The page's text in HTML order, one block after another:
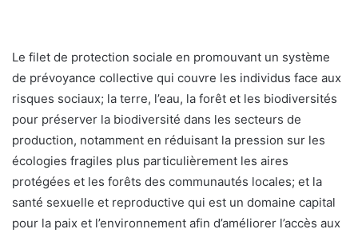
Le filet de protection sociale en promouvant un système
de prévoyance collective qui couvre les individus face aux
risques sociaux; la terre, l’eau, la forêt et les biodiversités
pour préserver la biodiversité dans les secteurs de
production, notamment en réduisant la pression sur les
écologies fragiles plus particulièrement les aires
protégées et les forêts des communautés locales; et la
santé sexuelle et reproductive qui est un domaine capital
pour la paix et l’environnement afin d’améliorer l’accès aux